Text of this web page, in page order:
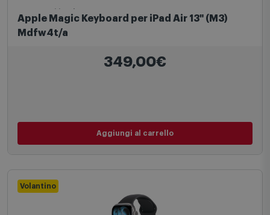
Apple Magic Keyboard per iPad Air 13" (M3)
Mdfw4t/a
349,00€
Aggiungi al carrello
Volantino